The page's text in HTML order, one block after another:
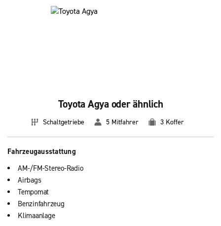
Toyota Agya oder ähnlich
Schaltgetriebe 5 Mitfahrer 3 Koffer
Fahrzeugausstattung
AM-/FM-Stereo-Radio
Airbags
Tempomat
Benzinfahrzeug
Klimaanlage